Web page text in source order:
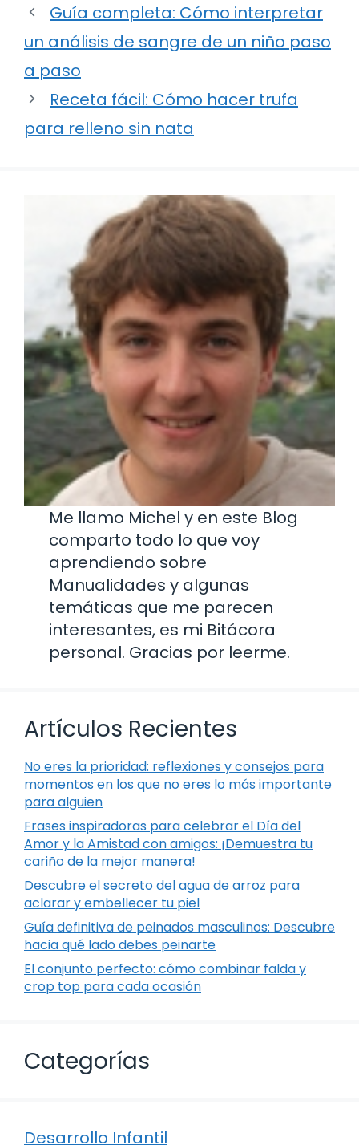
Guía completa: Cómo interpretar
un análisis de sangre de un niño paso
a paso
Receta fácil: Cómo hacer trufa
para relleno sin nata
Me llamo Michel y en este Blog
comparto todo lo que voy
aprendiendo sobre
Manualidades y algunas
temáticas que me parecen
interesantes, es mi Bitácora
personal. Gracias por leerme.
Artículos Recientes
No eres la prioridad: reflexiones y consejos para
momentos en los que no eres lo más importante
para alguien
Frases inspiradoras para celebrar el Día del
Amor y la Amistad con amigos: ¡Demuestra tu
cariño de la mejor manera!
Descubre el secreto del agua de arroz para
aclarar y embellecer tu piel
Guía definitiva de peinados masculinos: Descubre
hacia qué lado debes peinarte
El conjunto perfecto: cómo combinar falda y
crop top para cada ocasión
Categorías
Desarrollo Infantil